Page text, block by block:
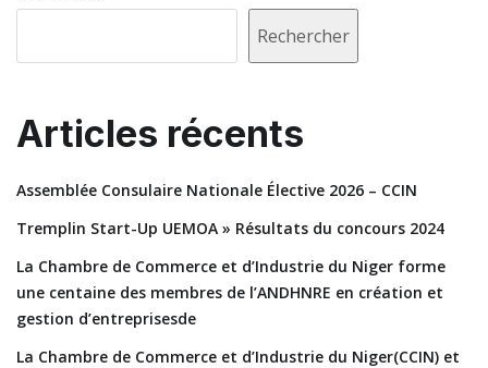
Rechercher
Articles récents
Assemblée Consulaire Nationale Élective 2026 – CCIN
Tremplin Start-Up UEMOA » Résultats du concours 2024
La Chambre de Commerce et d’Industrie du Niger forme
une centaine des membres de l’ANDHNRE en création et
gestion d’entreprisesde
La Chambre de Commerce et d’Industrie du Niger(CCIN) et